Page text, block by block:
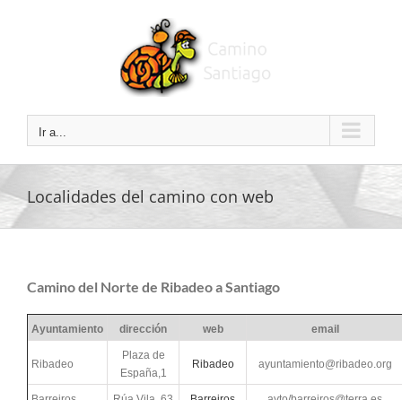
Ir a...
Localidades del camino con web
Camino del Norte de Ribadeo a Santiago
Ayuntamiento dirección web email
Ribadeo
Plaza de
España,1
Ribadeo ayuntamiento@ribadeo.org